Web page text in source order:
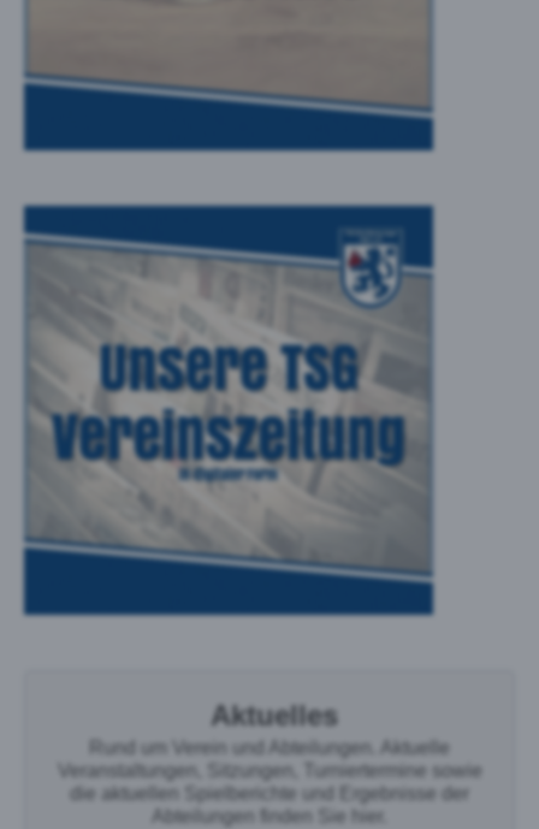
Aktuelles
Rund um Verein und Abteilungen. Aktuelle
Veranstaltungen, Sitzungen, Turniertermine sowie
die aktuellen Spielberichte und Ergebnisse der
Abteilungen finden Sie hier.